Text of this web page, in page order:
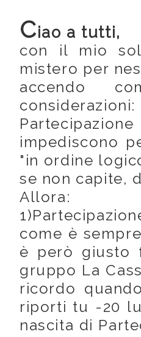
Ciao a tutti,
con il mio
mistero per
accendo
impediscono
"in ordine
se non capite,
Allora:
come è
è però giusto
gruppo La
ricordo
riporti tu -20
nascita di